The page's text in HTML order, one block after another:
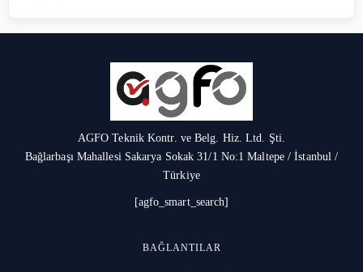
AGFO Teknik Kontr. ve Belg. Hiz. Ltd. Şti.
Bağlarbaşı Mahallesi Sakarya Sokak 31/1 No:1 Maltepe / İstanbul /
Türkiye
[agfo_smart_search]
BAĞLANTILAR